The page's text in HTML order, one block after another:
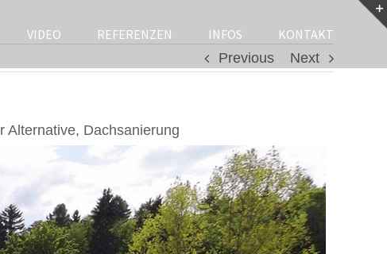
VIDEO REFERENZEN INFOS
KONTAKT
Previous
Next
Alternative, Dachsanierung